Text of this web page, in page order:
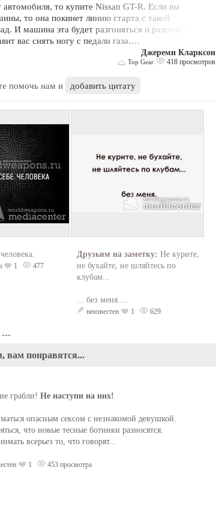
автомобиля, то купите Nissan GT-R. Если вы
то она покинет линию старта с такой
И машина эта будет разгоняться и разгоняться до
вас снять ногу с педали газа.…
Джереми Кларксон
Top Gear 418 просмотров
помочь нам и добавить цитату
1 477
Друзьям на заметку: Не курите,
не бухайте, не шляйтесь по
клубам...
... без меня....
неизвестен 1 629
---
вам понравятся...
грабли! Не наступи на них!
опасным сексом с незнакомой девушкой.
что новые тесные ботинки разносятся.
всерьез то, что говорят...
1 453 просмотра